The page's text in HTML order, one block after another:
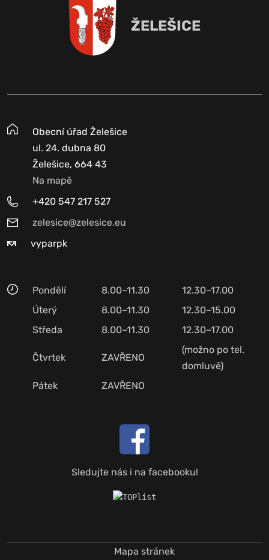
ŽELEŠICE
Obecní úřad Želešice
ul. 24. dubna 80
Želešice, 664 43
Na mapě
+420 547 217 527
zelesice@zelesice.eu
vyparpk
Pondělí 8.00–11.30
12.30–17.00
Úterý
8.00–11.30
12.30–15.00
Středa
8.00–11.30 12.30–17.00
Čtvrtek ZAVŘENO
(možno po tel.
domluvě)
Pátek
ZAVŘENO
Sledujte nás i na facebooku!
Mapa stránek